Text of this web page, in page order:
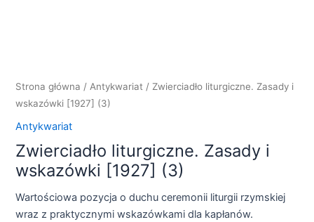
Strona główna / Antykwariat / Zwierciadło liturgiczne. Zasady i
wskazówki [1927] (3)
Antykwariat
Zwierciadło liturgiczne. Zasady i
wskazówki [1927] (3)
Wartościowa pozycja o duchu ceremonii liturgii rzymskiej
wraz z praktycznymi wskazówkami dla kapłanów.